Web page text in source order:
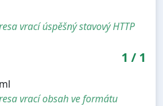
vrací úspěšný stavový HTTP
1 / 1
vrací obsah ve formátu